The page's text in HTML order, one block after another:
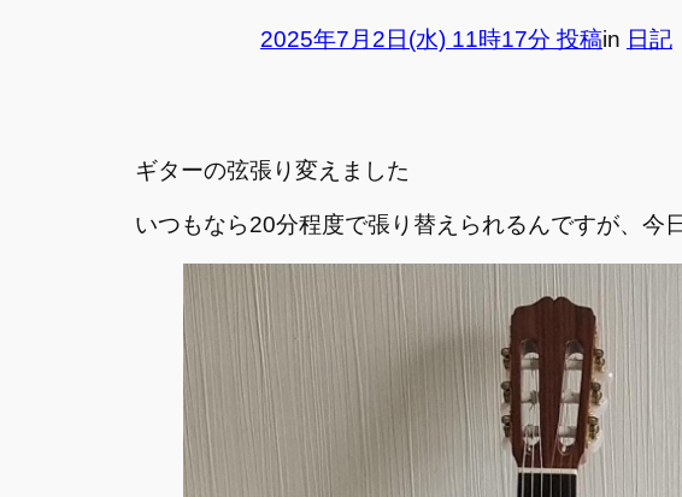
2025年7月2日(水) 11時17分 投稿in 日記
ギターの弦張り変えました
いつもなら20分程度で張り替えられるんですが、今